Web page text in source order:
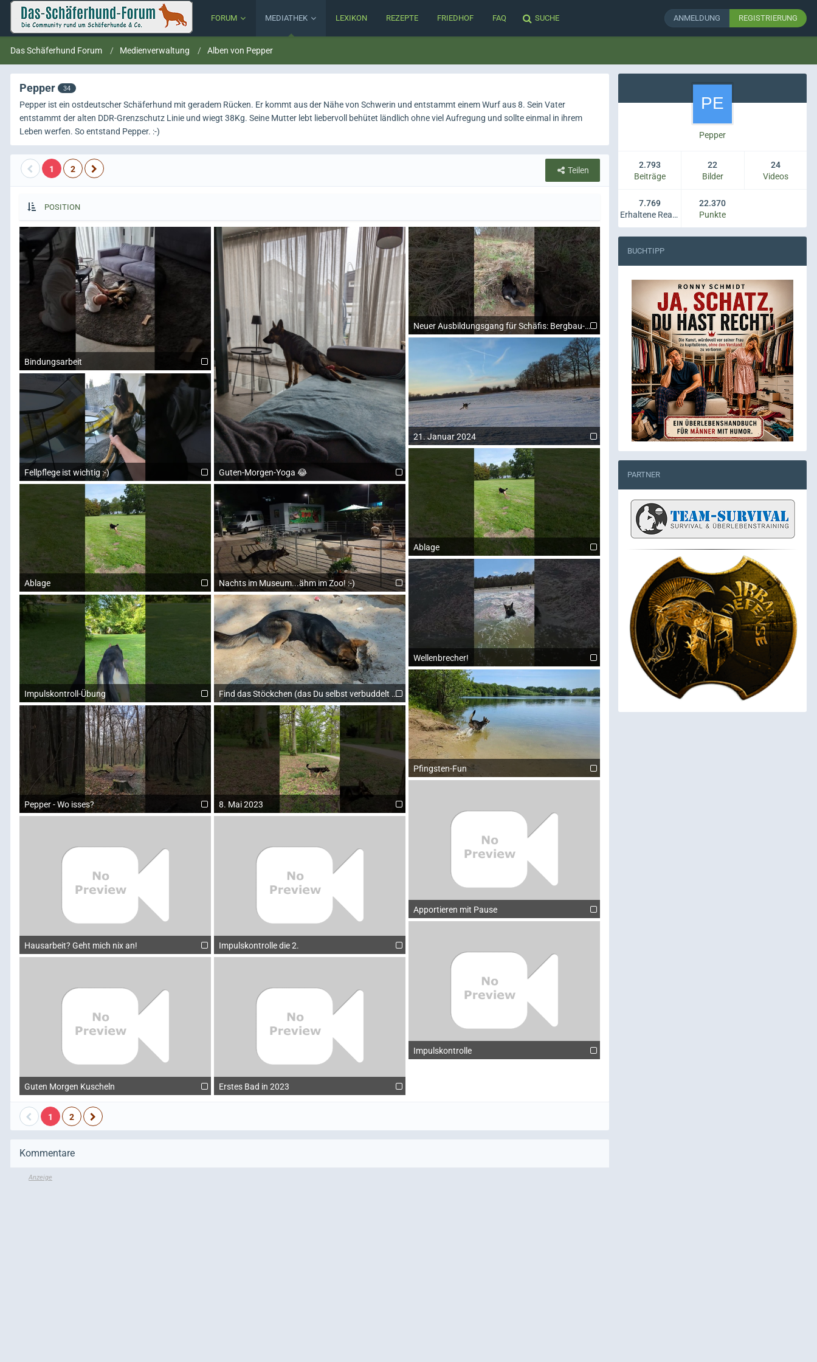
FORUM MEDIATHEK LEXIKON REZEPTE FRIEDHOF FAQ SUCHE ANMELDUNG REGISTRIERUNG
Das Schäferhund Forum Medienverwaltung Alben von Pepper
Pepper 34
Pepper ist ein ostdeutscher Schäferhund mit geradem Rücken. Er kommt aus der Nähe von Schwerin und entstammt einem Wurf aus 8. Sein Vater
entstammt der alten DDR-Grenzschutz Linie und wiegt 38Kg. Seine Mutter lebt liebervoll behütet ländlich ohne viel Aufregung und sollte einmal in ihrem
Leben werfen. So entstand Pepper. :-)
1 2 Teilen
POSITION
Bindungsarbeit
Fellpflege ist wichtig :-)
Ablage
Impulskontroll-Übung
Pepper - Wo isses?
Hausarbeit? Geht mich nix an!
Guten Morgen Kuscheln
Guten-Morgen-Yoga 😂
Nachts im Museum...ähm im Zoo! :-)
Find das Stöckchen (das Du selbst verbuddelt hast) 🤣
8. Mai 2023
Impulskontrolle die 2.
Erstes Bad in 2023
Neuer Ausbildungsgang für Schäfis: Bergbau-Hund!
21. Januar 2024
Ablage
Wellenbrecher!
Pfingsten-Fun
Apportieren mit Pause
Impulskontrolle
1 2
Kommentare
Pepper
Beiträge
2.793
Bilder
22
Videos
24
Erhaltene Reaktionen
7.769
Punkte
22.370
BUCHTIPP
PARTNER